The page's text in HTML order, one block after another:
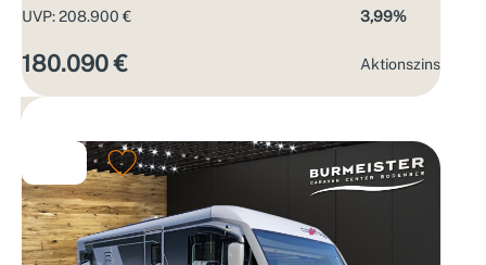
UVP: 208.900 €
180.090 €
3,99%
Aktions­zins